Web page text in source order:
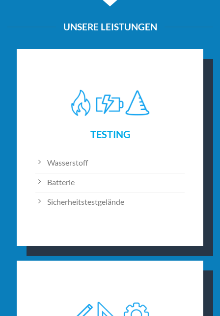
UNSERE LEISTUNGEN
TESTING
Wasserstoff
Batterie
Sicherheitstestgelände